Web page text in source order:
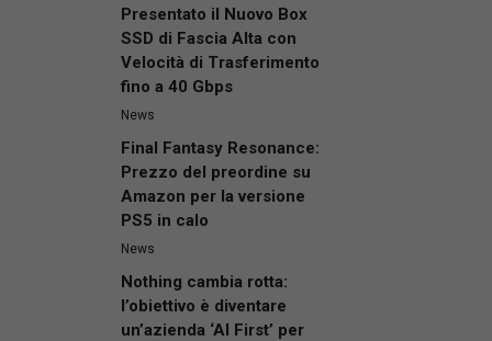
Presentato il Nuovo Box
SSD di Fascia Alta con
Velocità di Trasferimento
fino a 40 Gbps
News
Final Fantasy Resonance:
Prezzo del preordine su
Amazon per la versione
PS5 in calo
News
Nothing cambia rotta:
l’obiettivo è diventare
un’azienda ‘AI First’ per